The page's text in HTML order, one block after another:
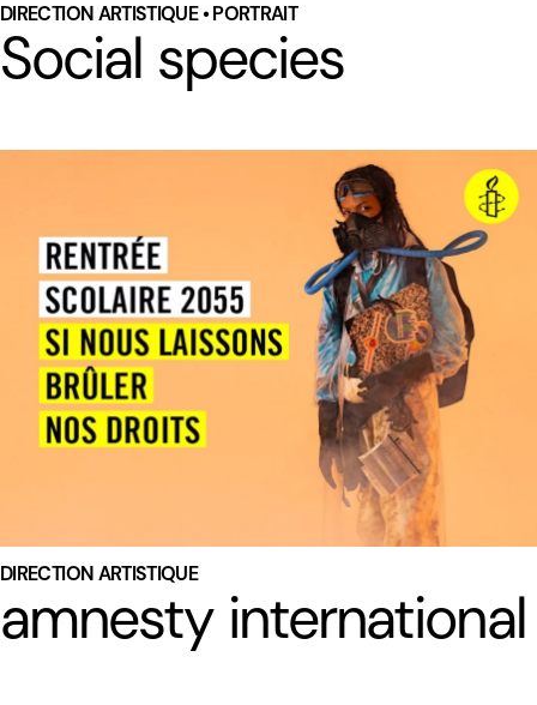
DIRECTION ARTISTIQUE • PORTRAIT
Social species
DIRECTION ARTISTIQUE
amnesty international